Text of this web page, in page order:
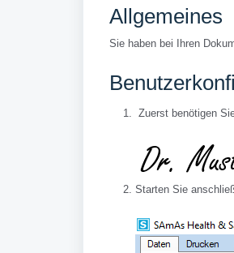
Allgemeines
Sie haben bei Ihren
Zuerst benötigen
Starten Sie